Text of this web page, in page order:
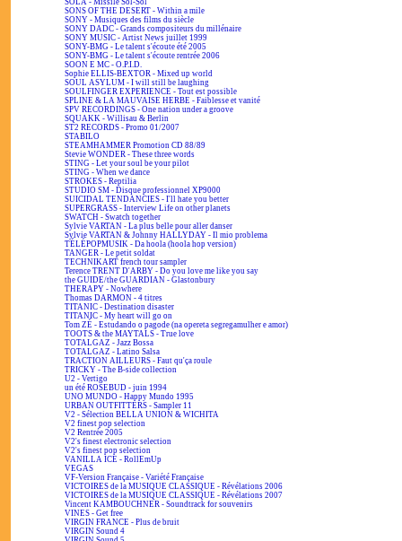
SOLA - Missile Sol-Sol
SONS OF THE DESERT - Within a mile
SONY - Musiques des films du siècle
SONY DADC - Grands compositeurs du millénaire
SONY MUSIC - Artist News juillet 1999
SONY-BMG - Le talent s'écoute été 2005
SONY-BMG - Le talent s'écoute rentrée 2006
SOON E MC - O.P.I.D.
Sophie ELLIS-BEXTOR - Mixed up world
SOUL ASYLUM - I will still be laughing
SOULFINGER EXPERIENCE - Tout est possible
SPLINE & LA MAUVAISE HERBE - Faiblesse et vanité
SPV RECORDINGS - One nation under a groove
SQUAKK - Willisau & Berlin
ST2 RECORDS - Promo 01/2007
STABILO
STEAMHAMMER Promotion CD 88/89
Stevie WONDER - These three words
STING - Let your soul be your pilot
STING - When we dance
STROKES - Reptilia
STUDIO SM - Disque professionnel XP9000
SUICIDAL TENDANCIES - I'll hate you better
SUPERGRASS - Interview Life on other planets
SWATCH - Swatch together
Sylvie VARTAN - La plus belle pour aller danser
Sylvie VARTAN & Johnny HALLYDAY - Il mio problema
TÉLÉPOPMUSIK - Da hoola (hoola hop version)
TANGER - Le petit soldat
TECHNIKART french tour sampler
Terence TRENT D'ARBY - Do you love me like you say
the GUIDE/the GUARDIAN - Glastonbury
THERAPY - Nowhere
Thomas DARMON - 4 titres
TITANIC - Destination disaster
TITANIC - My heart will go on
Tom ZÉ - Estudando o pagode (na opereta segregamulher e amor)
TOOTS & the MAYTALS - True love
TOTALGAZ - Jazz Bossa
TOTALGAZ - Latino Salsa
TRACTION AILLEURS - Faut qu'ça roule
TRICKY - The B-side collection
U2 - Vertigo
un été ROSEBUD - juin 1994
UNO MUNDO - Happy Mundo 1995
URBAN OUTFITTERS - Sampler 11
V2 - Sélection BELLA UNION & WICHITA
V2 finest pop selection
V2 Rentrée 2005
V2's finest electronic selection
V2's finest pop selection
VANILLA ICE - RollEmUp
VEGAS
VF-Version Française - Variété Française
VICTOIRES de la MUSIQUE CLASSIQUE - Révélations 2006
VICTOIRES de la MUSIQUE CLASSIQUE - Révélations 2007
Vincent KAMBOUCHNER - Soundtrack for souvenirs
VINES - Get free
VIRGIN FRANCE - Plus de bruit
VIRGIN Sound 4